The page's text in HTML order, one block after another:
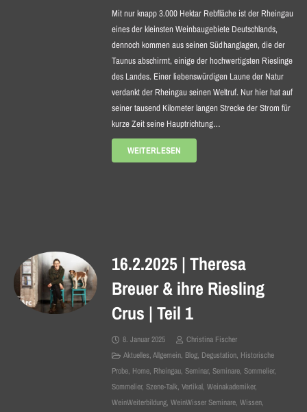
Mit nur knapp 3.000 Hektar Rebfläche ist der Rheingau
eines der kleinsten Weinbaugebiete Deutschlands,
dennoch kommen aus seinen Südhanglagen, die der
Taunus abschirmt, einige der hochwertigsten Rieslinge
des Landes. Einer liebenswürdigen Laune der Natur
verdankt der Rheingau seinen Weltruf. Nur hier hat auf
seiner tausend Kilometer langen Strecke der Strom für
kurze Zeit seine Hauptrichtung…
WEITERLESEN
16.2.2025 | Theresa
Breuer & ihre Riesling
Crus | Teil 1
8. Januar 2025
Christina Fischer
Aktuelles,Allgemein, Blog, Degustation, Historische
Probe, Home, Rheingau, Seminar, Seminare, Sommelier,
Sommelier, Szene-Talk, Vertikal, Weinakademiker,
WeinWeiterbildung, WeinWisser Seminare, Wissen,